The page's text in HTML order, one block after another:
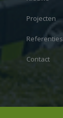
Projecten
Referenties
Contact